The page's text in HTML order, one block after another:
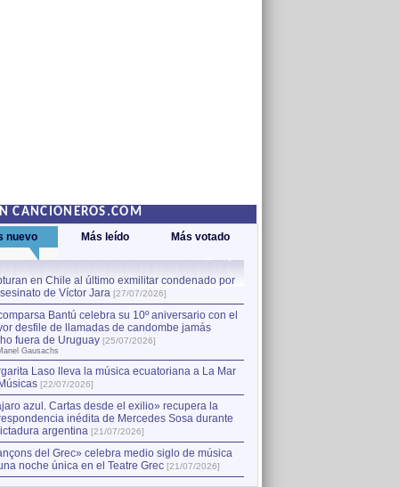
CANCIONEROS.COM
nuevo Más leído Más votado
en Chile al último exmilitar condenado por
de Víctor Jara [27/07/2026]
Bantú celebra su 10º aniversario con el
desfile de llamadas de candombe jamás
fuera de Uruguay [25/07/2026]
Gausachs
Laso lleva la música ecuatoriana a La Mar
[22/07/2026]
azul. Cartas desde el exilio» recupera la
inédita de Mercedes Sosa durante
argentina [21/07/2026]
del Grec» celebra medio siglo de música
noche única en el Teatre Grec [21/07/2026]